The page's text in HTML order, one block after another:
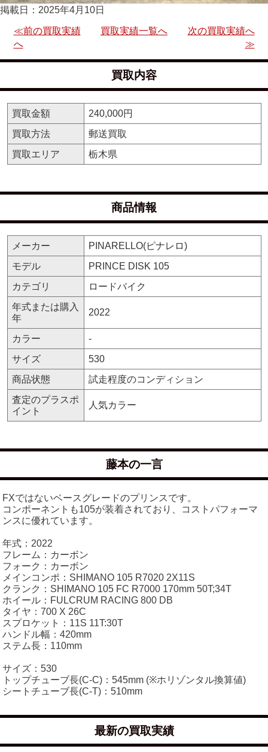
掲載日：2025年4月10日
≪前の買取実績
へ
買取実績一覧へ
次の買取実績へ
≫
買取内容
買取金額
240,000円
買取方法
郵送買取
買取エリア
栃木県
商品情報
メーカー
PINARELLO(ピナレロ)
モデル
PRINCE DISK 105
カテゴリ
ロードバイク
年式または購入
年
2022
カラー
-
サイズ
530
商品状態
試走程度のコンディション
査定のプラスポ
イント
人気カラー
藤本の一言
FXではないベースグレードのプリンスです。
コンポーネントも105が装着されており、コストパフォーマ
ンスに優れています。
年式：2022
フレーム：カーボン
フォーク：カーボン
メインコンポ：SHIMANO 105 R7020 2X11S
クランク：SHIMANO 105 FC R7000 170mm 50T;34T
ホイール：FULCRUM RACING 800 DB
タイヤ：700 X 26C
スプロケット：11S 11T:30T
ハンドル幅：420mm
ステム長：110mm
サイズ：530
トップチューブ長(C-C)：545mm (※ホリゾンタル換算値)
シートチューブ長(C-T)：510mm
最新の買取実績